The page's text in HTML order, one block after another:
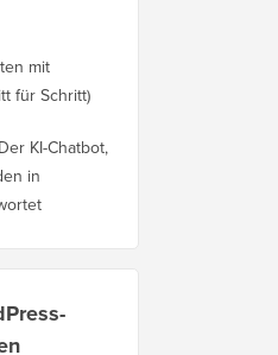
mit
für Schritt)
KI-Chatbot,
in